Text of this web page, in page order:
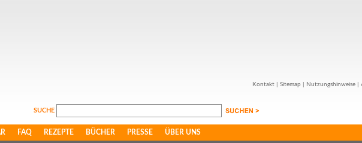
Kontakt Sitemap Nutzungshinweise
SUCHE
FAQ REZEPTE BÜCHER PRESSE ÜBER UNS